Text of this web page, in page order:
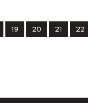
19 20 21 22